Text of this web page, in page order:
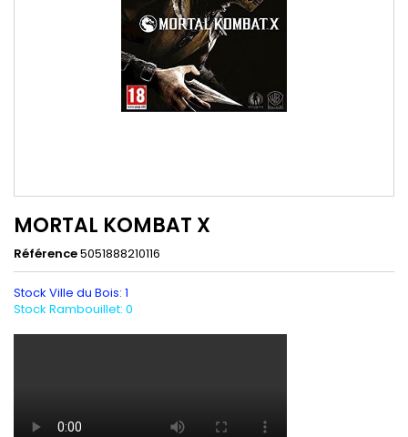
MORTAL KOMBAT X
Référence5051888210116
Stock Ville du Bois: 1
Stock Rambouillet: 0